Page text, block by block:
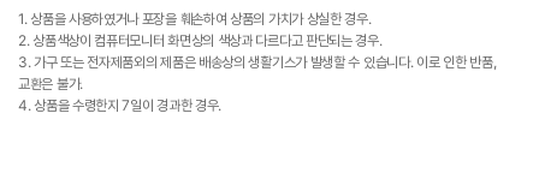
1. 상품을 사용하였거나 포장을 훼손하여 상품의 가치가 상실한 경우.
2. 상품색상이 컴퓨터모니터 화면상의 색상과 다르다고 판단되는 경우.
3. 가구 또는 전자제품외의 제품은 배송상의 생활기스가 발생할 수 있습니다. 이로 인한 반품,
교환은 불가.
4. 상품을 수령한지 7일이 경과한 경우.